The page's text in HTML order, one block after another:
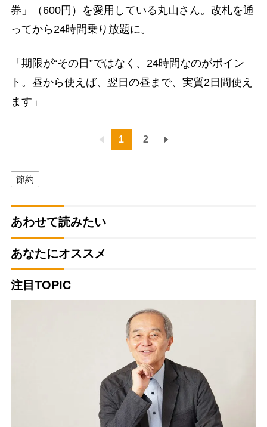
券」（600円）を愛用している丸山さん。改札を通
ってから24時間乗り放題に。
「期限が“その日”ではなく、24時間なのがポイン
ト。昼から使えば、翌日の昼まで、実質2日間使え
ます」
1 2
節約
あわせて読みたい
あなたにオススメ
注目TOPIC